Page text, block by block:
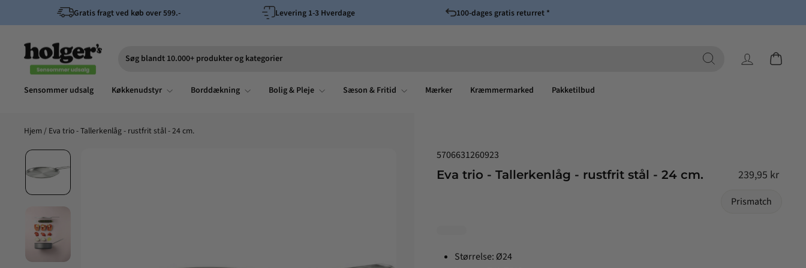
Pause
Gratis fragt ved køb over 599.- Levering 1-3 Hverdage 100-dages gratis returret *
Søg blandt 10.000+ produkter og kategorier
Søg
Log ind
Sensommer udsalg
Køkkenudstyr Borddækning Bolig & Pleje Sæson & Fritid Mærker Kræmmermarked Pakketilbud
Hjem / Eva trio - Tallerkenlåg - rustfrit stål - 24 cm.
5706631260923
Eva trio - Tallerkenlåg - rustfrit stål - 24 cm. Normalpris
239,95 kr
Prismatch
Størrelse: Ø24